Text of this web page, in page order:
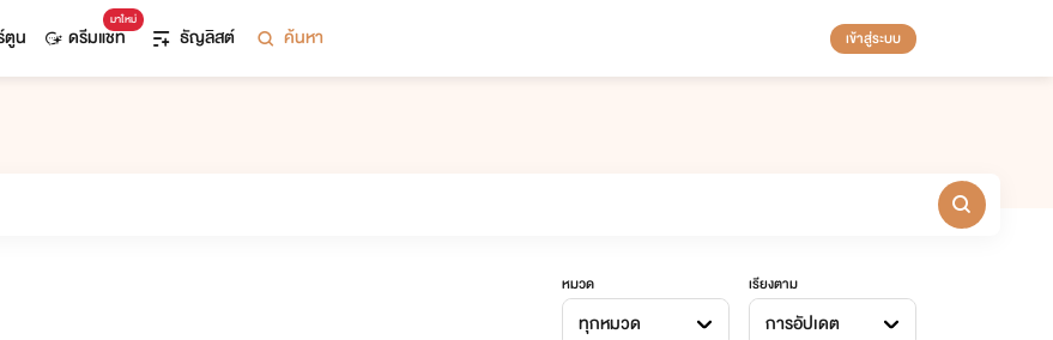
ตูน
มาใหม่
ดรีมแชท ธัญลิสต์ ค้นหา เข้าสู่ระบบ
หมวด
ทุกหมวด
เรียงตาม
การอัปเดต